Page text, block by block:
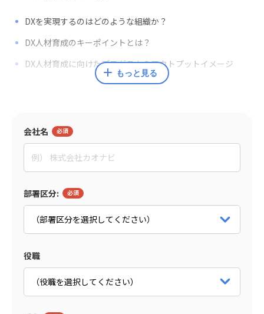
DXを実現するのはどのような組織か？
DX人材育成のキーポイントとは？
DX人材育成に向けたプログラムのアウトプットイメージ
田村 亮
イグニション・ポイント株式会社
もっと見る
会社名
部署区分:
役職